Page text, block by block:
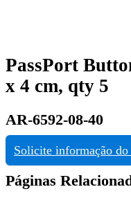
PassPort
x 4 cm, qty 5
AR-6592-08-40
Solicite informação
Páginas